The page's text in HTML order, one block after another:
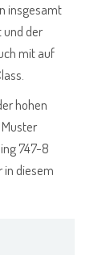
insgesamt
und der
mit auf
hohen
747-8
in diesem